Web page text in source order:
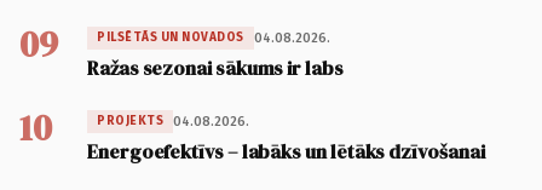
09 PILSĒTĀS UN NOVADOS 04.08.2026.
Ražas sezonai sākums ir labs
10 PROJEKTS 04.08.2026.
Energoefektīvs – labāks un lētāks dzīvošanai